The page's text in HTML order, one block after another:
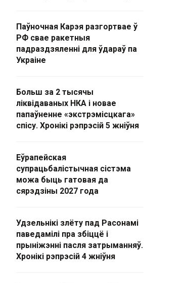
Паўночная Карэя разгортвае ў
РФ свае ракетныя
падраздзяленні для ўдараў па
Украіне
Больш за 2 тысячы
ліквідаваных НКА і новае
папаўненне «экстрэмісцкага»
спісу. Хронікі рэпрэсій 5 жніўня
Еўрапейская
супрацьбалістычная сістэма
можа быць гатовая да
сярэдзіны 2027 года
Удзельнікі злёту пад Расонамі
паведамілі пра збіццё і
прыніжэнні пасля затрыманняў.
Хронікі рэпрэсій 4 жніўня